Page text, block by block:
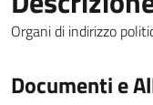
Organi di indirizzo
Documenti e